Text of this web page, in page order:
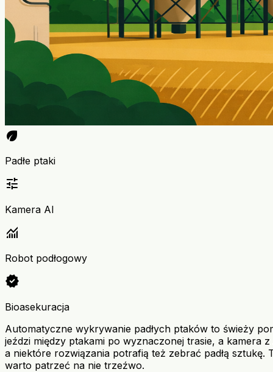
eco
Padłe ptaki
tune
Kamera AI
monitoring
Robot podłogowy
verified
Bioasekuracja
Automatyczne wykrywanie padłych ptaków to świeży
jeździ między ptakami po wyznaczonej trasie, a kamera
a niektóre rozwiązania potrafią też zebrać padłą
warto patrzeć na nie trzeźwo.